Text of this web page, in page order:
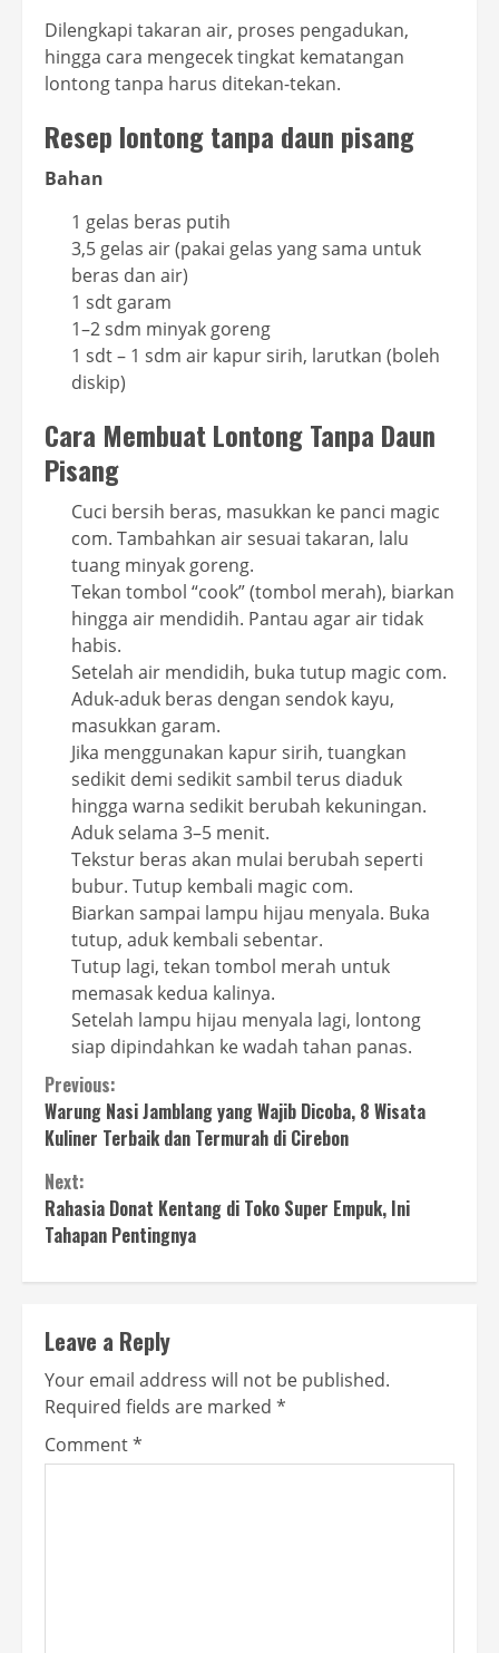
Dilengkapi takaran air, proses pengadukan,
hingga cara mengecek tingkat kematangan
lontong tanpa harus ditekan-tekan.
Resep lontong tanpa daun pisang
Bahan
1 gelas beras putih
3,5 gelas air (pakai gelas yang sama untuk
beras dan air)
1 sdt garam
1–2 sdm minyak goreng
1 sdt – 1 sdm air kapur sirih, larutkan (boleh
diskip)
Cara Membuat Lontong Tanpa Daun
Pisang
Cuci bersih beras, masukkan ke panci magic
com. Tambahkan air sesuai takaran, lalu
tuang minyak goreng.
Tekan tombol “cook” (tombol merah), biarkan
hingga air mendidih. Pantau agar air tidak
habis.
Setelah air mendidih, buka tutup magic com.
Aduk-aduk beras dengan sendok kayu,
masukkan garam.
Jika menggunakan kapur sirih, tuangkan
sedikit demi sedikit sambil terus diaduk
hingga warna sedikit berubah kekuningan.
Aduk selama 3–5 menit.
Tekstur beras akan mulai berubah seperti
bubur. Tutup kembali magic com.
Biarkan sampai lampu hijau menyala. Buka
tutup, aduk kembali sebentar.
Tutup lagi, tekan tombol merah untuk
memasak kedua kalinya.
Setelah lampu hijau menyala lagi, lontong
siap dipindahkan ke wadah tahan panas.
Continue
Reading
Previous:
Warung Nasi Jamblang yang Wajib Dicoba, 8 Wisata
Kuliner Terbaik dan Termurah di Cirebon
Next:
Rahasia Donat Kentang di Toko Super Empuk, Ini
Tahapan Pentingnya
Leave a Reply
Your email address will not be published.
Required fields are marked *
Comment*